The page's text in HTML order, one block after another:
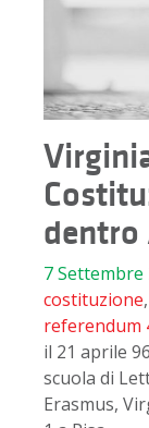
dentro
7 Settembre
costituzione,
referendum
il 21 aprile
scuola di
Erasmus,